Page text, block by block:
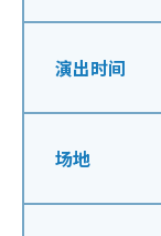
演出时间
场地